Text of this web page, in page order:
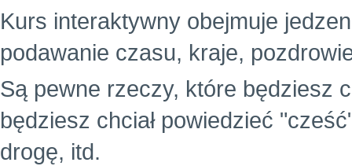
Kurs interaktywny obejmuje
podawanie czasu, kraje,
Są pewne rzeczy, które będziesz
będziesz chciał powiedzieć
drogę, itd.